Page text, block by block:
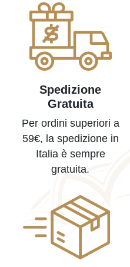
Spedizione
Gratuita
Per ordini superiori a
59€, la spedizione in
Italia è sempre
gratuita.